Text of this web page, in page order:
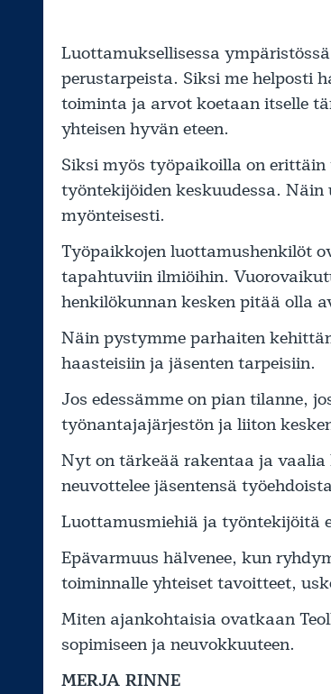
Luottamuksellisessa
perustarpeista. Siksi me helposti
toiminta ja arvot koetaan itselle
yhteisen hyvän eteen.
Siksi myös työpaikoilla on
työntekijöiden keskuudessa.
myönteisesti.
Työpaikkojen luottamushenkilöt
tapahtuviin ilmiöihin.
henkilökunnan kesken pitää olla
Näin pystymme parhaiten
haasteisiin ja jäsenten tarpeisiin.
Jos edessämme on pian tilanne,
työnantajajärjestön ja liiton
Nyt on tärkeää rakentaa ja
neuvottelee jäsentensä
Luottamusmiehiä ja työntekijöitä
Epävarmuus hälvenee, kun
toiminnalle yhteiset tavoitteet,
Miten ajankohtaisia ovatkaan
sopimiseen ja neuvokkuuteen.
MERJA RINNE